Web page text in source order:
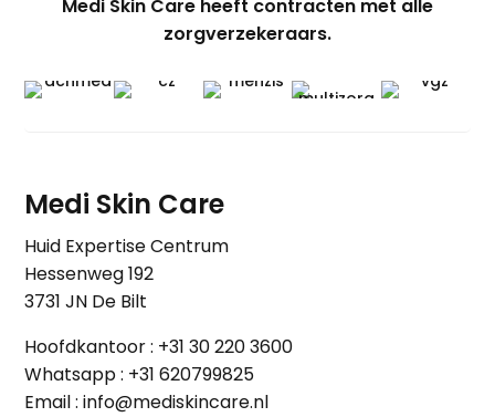
Medi Skin Care heeft contracten met alle
zorgverzekeraars.
Medi Skin Care
Huid Expertise Centrum
Hessenweg 192
3731 JN De Bilt
Hoofdkantoor : +31 30 220 3600
Whatsapp : +31 620799825
Email : info@mediskincare.nl